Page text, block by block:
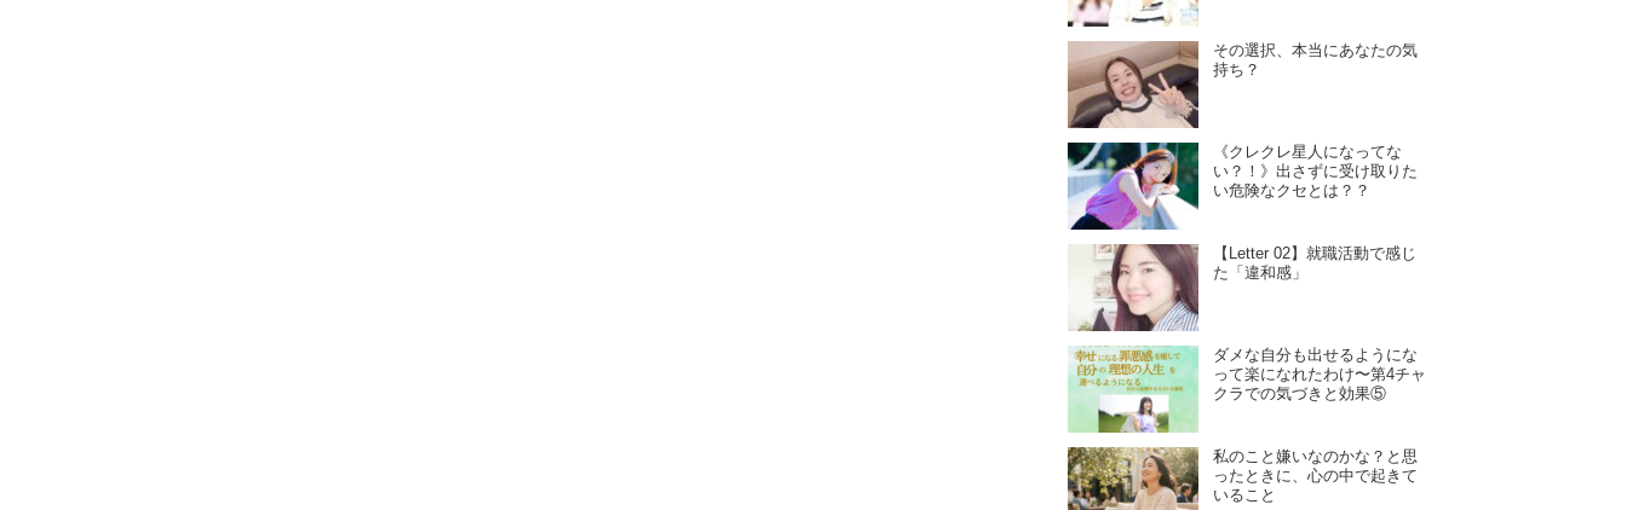
その選択、本当にあなたの気
持ち？
《クレクレ星人になってな
い？！》出さずに受け取りた
い危険なクセとは？？
【Letter 02】就職活動で感じ
た「違和感」
ダメな自分も出せるようにな
って楽になれたわけ〜第4チャ
クラでの気づきと効果⑤
私のこと嫌いなのかな？と思
ったときに、心の中で起きて
いること